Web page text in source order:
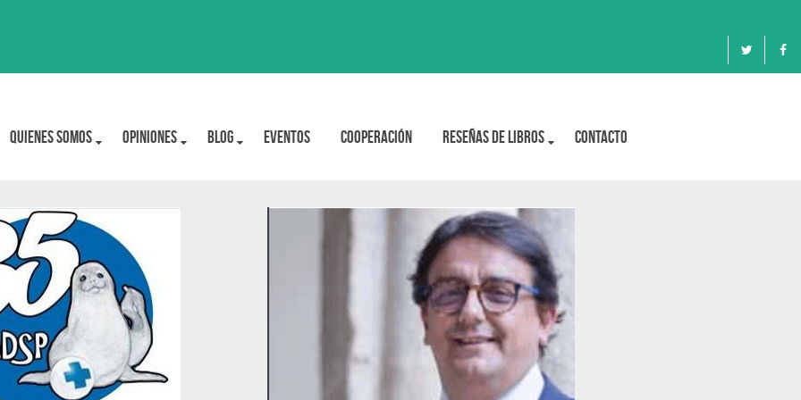
Quienes Somos OPINIONES BLOG Eventos Cooperación Reseñas de libros Contacto